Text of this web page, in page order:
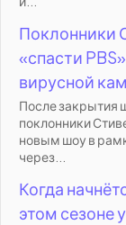
Поклонники
«спасти
вирусной
После закрытия
поклонники
новым шоу в
через...
Когда
этом сезоне